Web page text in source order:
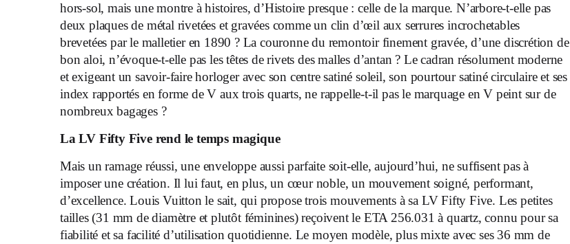
hors-sol, mais une montre à histoires, d’Histoire presque : celle de la marque. N’arbore-t-elle pas
deux plaques de métal rivetées et gravées comme un clin d’œil aux serrures incrochetables
brevetées par le malletier en 1890 ? La couronne du remontoir finement gravée, d’une discrétion de
bon aloi, n’évoque-t-elle pas les têtes de rivets des malles d’antan ? Le cadran résolument moderne
et exigeant un savoir-faire horloger avec son centre satiné soleil, son pourtour satiné circulaire et ses
index rapportés en forme de V aux trois quarts, ne rappelle-t-il pas le marquage en V peint sur de
nombreux bagages ?
La LV Fifty Five rend le temps magique
Mais un ramage réussi, une enveloppe aussi parfaite soit-elle, aujourd’hui, ne suffisent pas à
imposer une création. Il lui faut, en plus, un cœur noble, un mouvement soigné, performant,
d’excellence. Louis Vuitton le sait, qui propose trois mouvements à sa LV Fifty Five. Les petites
tailles (31 mm de diamètre et plutôt féminines) reçoivent le ETA 256.031 à quartz, connu pour sa
fiabilité et sa facilité d’utilisation quotidienne. Le moyen modèle, plus mixte avec ses 36 mm de